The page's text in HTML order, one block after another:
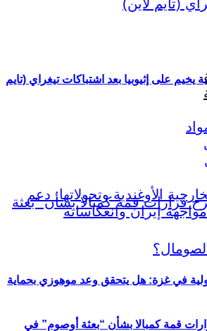
يخيم على إثيوبيا بعد اشتباكات تيغراي (تايم
قمة كمبالا بشأن “بعثة أوصوم” في
في غزة: هل يتحقق وعد موهوزي بحماية